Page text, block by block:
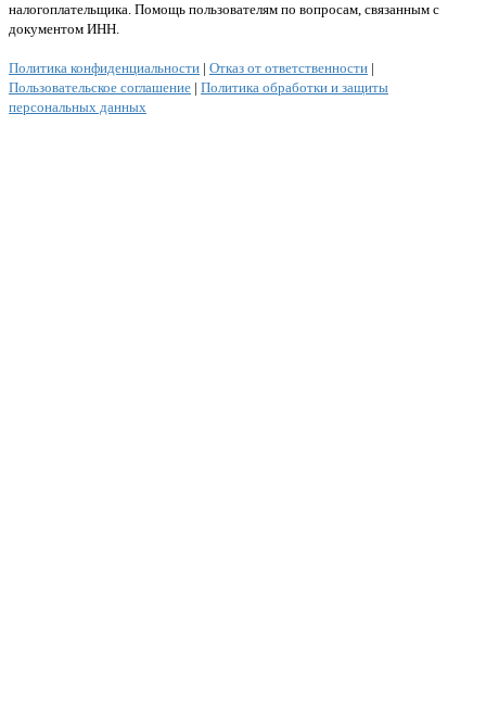
налогоплательщика. Помощь пользователям по вопросам, связанным с
документом ИНН.
Политика конфиденциальности | Отказ от ответственности |
Пользовательское соглашение | Политика обработки и защиты
персональных данных